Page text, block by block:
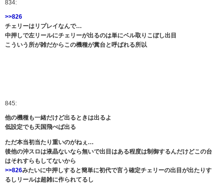
834:
>>826
チェリーはリプレイなんで…
中押しで左リールにチェリーが出るのは単にベル取りこぼし出目
こういう所が雑だからこの機種が糞台と呼ばれる所以
845:
他の機種も一緒だけど出るときは出るよ
低設定でも天国飛べば出る
ただ本当初当たり重いのがねぇ…
後他の沖スロは液晶ないなら無いで出目はある程度は制御するんだけどこの台
はそれすらもしてないから
>>826みたいに中押しすると簡単に初代で言う確定チェリーの出目が出たりす
るしリールは超雑に作られてるし